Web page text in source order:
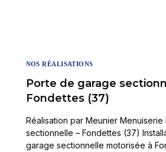
NOS RÉALISATIONS
Porte de garage
Fondettes (37)
Réalisation par Meunier
sectionnelle – Fondettes (37)
garage sectionnelle motorisée à